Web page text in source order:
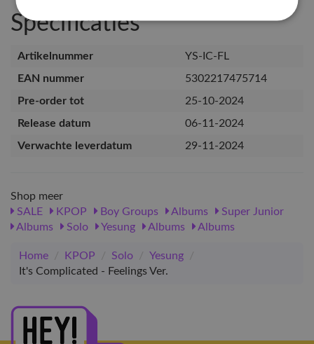
Specificaties
Artikelnummer
YS-IC-FL
EAN nummer
5302217475714
Pre-order tot
25-10-2024
Release datum
06-11-2024
Verwachte leverdatum
29-11-2024
Shop meer
SALE
KPOP Boy Groups Albums
Super Junior
Albums
Solo Yesung Albums Albums
Home / KPOP / Solo / Yesung
/
It's Complicated - Feelings Ver.